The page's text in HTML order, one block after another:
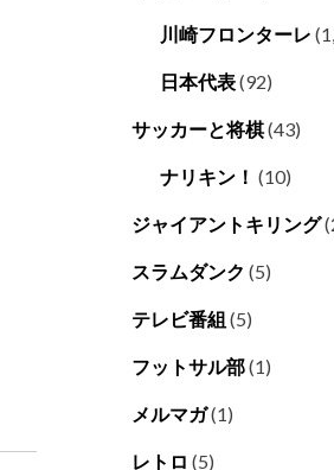
川崎フロンターレ
日本代表(92)
サッカーと将棋(43)
ナリキン！ (10)
ジャイアントキリング
スラムダンク (5)
テレビ番組 (5)
フットサル部(1)
メルマガ(1)
レトロ (5)